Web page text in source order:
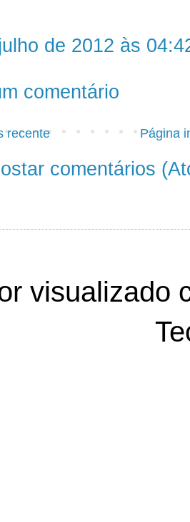
de 2012 às
comentário
recente Página
comentários
visualizado